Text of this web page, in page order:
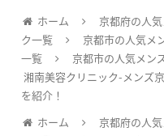
ホーム
京都府の人
ク一覧
京都市の人気メ
一覧
京都市の人気メン
湘南美容クリニック-メンズ
を紹介！
ホーム
京都府の人